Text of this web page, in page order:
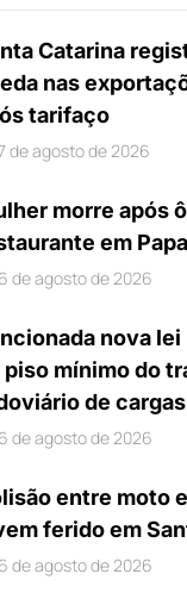
Catarina
nas
tarifaço
de agosto de 2026
morre após
em
6 de agosto de 2026
nova
piso mínimo do
de cargas
6 de agosto de 2026
entre moto
ferido em
6 de agosto de 2026